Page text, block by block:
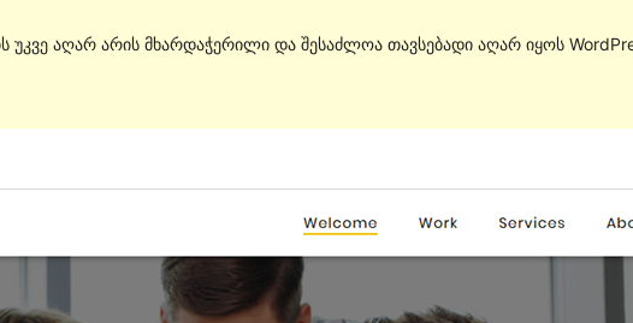
უკვე აღარ არის მხარდაჭერილი და შესაძლოა თავსებადი აღარ იყოს